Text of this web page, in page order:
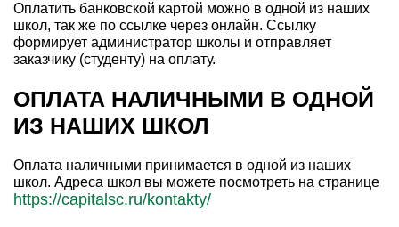
Оплатить банковской картой можно в одной из наших
школ, так же по ссылке через онлайн. Ссылку
формирует администратор школы и отправляет
заказчику (студенту) на оплату.
ОПЛАТА НАЛИЧНЫМИ В ОДНОЙ
ИЗ НАШИХ ШКОЛ
Оплата наличными принимается в одной из наших
школ. Адреса школ вы можете посмотреть на странице
https://capitalsc.ru/kontakty/